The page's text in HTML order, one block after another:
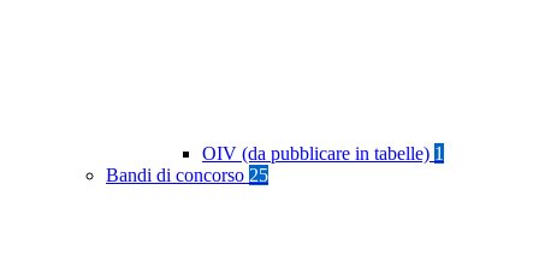
OIV (da pubblicare in tabelle) 1
Bandi di concorso 25